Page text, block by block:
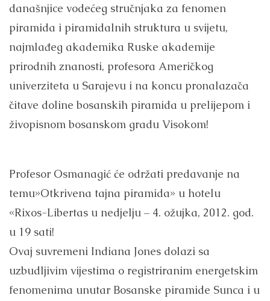
današnjice vodećeg stručnjaka za fenomen
piramida i piramidalnih struktura u svijetu,
najmlađeg akademika Ruske akademije
prirodnih znanosti, profesora Američkog
univerziteta u Sarajevu i na koncu pronalazača
čitave doline bosanskih piramida u prelijepom i
živopisnom bosanskom gradu Visokom!
Profesor Osmanagić će održati predavanje na
temu»Otkrivena tajna piramida» u hotelu
«Rixos-Libertas u nedjelju – 4. ožujka, 2012. god.
u 19 sati!
Ovaj suvremeni Indiana Jones dolazi sa
uzbudljivim vijestima o registriranim energetskim
fenomenima unutar Bosanske piramide Sunca i u